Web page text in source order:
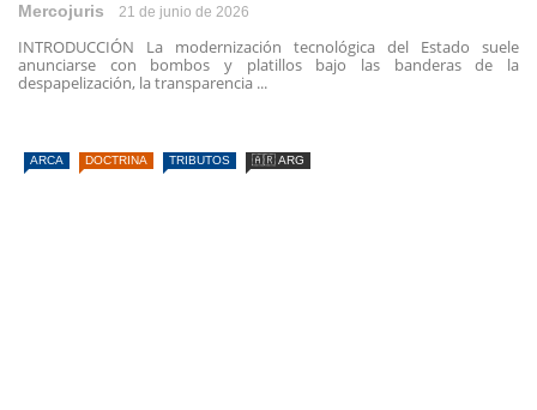
Mercojuris 21 de junio de 2026
INTRODUCCIÓN La modernización tecnológica del Estado suele
anunciarse con bombos y platillos bajo las banderas de la
despapelización, la transparencia ...
ARCA DOCTRINA TRIBUTOS 🇦🇷 ARG